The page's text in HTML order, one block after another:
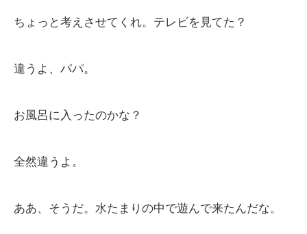
ちょっと考えさせてくれ。テレビを見てた？
違うよ、パパ。
お風呂に入ったのかな？
全然違うよ。
ああ、そうだ。水たまりの中で遊んで来たんだな。